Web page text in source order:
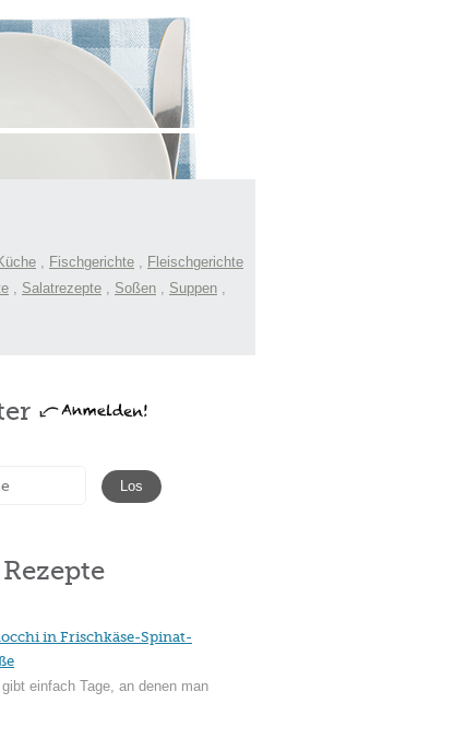
, Fischgerichte , Fleischgerichte
, Salatrezepte , Soßen , Suppen ,
Rezepte
in Frischkäse-Spinat-
gibt einfach Tage, an denen man